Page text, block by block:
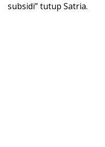
subsidi” tutup Satria.